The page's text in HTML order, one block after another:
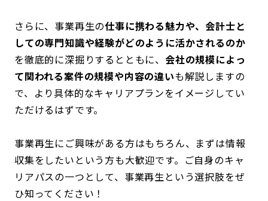
さらに、事業再生の仕事に携わる魅力や、会計士と
しての専門知識や経験がどのように活かされるのか
を徹底的に深掘りするとともに、 会社の規模によっ
て関われる案件の規模や内容の違いも解説しますの
で、より具体的なキャリアプランをイメージしてい
ただけるはずです。
事業再生にご興味がある方はもちろん、まずは情報
収集をしたいという方も大歓迎です。ご自身のキャ
リアパスの一つとして、事業再生という選択肢をぜ
ひ知ってください！